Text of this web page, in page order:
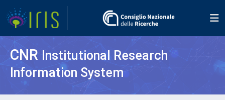
CNR Institutional Research
Information System